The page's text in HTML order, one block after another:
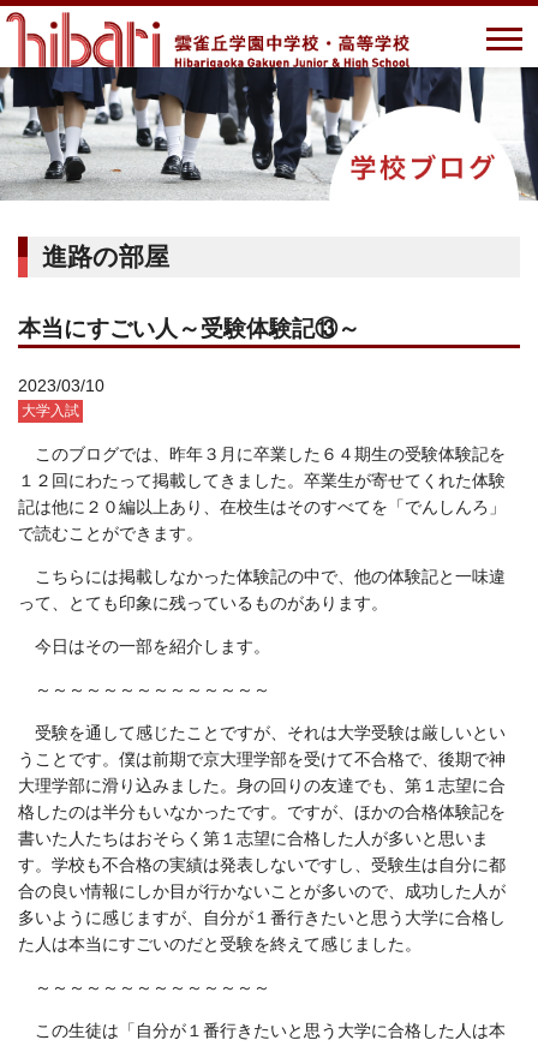
進路の部屋
本当にすごい人～受験体験記⑬～
2023/03/10
大学入試
このブログでは、昨年３月に卒業した６４期生の受験体験記を
１２回にわたって掲載してきました。卒業生が寄せてくれた体験
記は他に２０編以上あり、在校生はそのすべてを「でんしんろ」
で読むことができます。
こちらには掲載しなかった体験記の中で、他の体験記と一味違
って、とても印象に残っているものがあります。
今日はその一部を紹介します。
～～～～～～～～～～～～～～
受験を通して感じたことですが、それは大学受験は厳しいとい
うことです。僕は前期で京大理学部を受けて不合格で、後期で神
大理学部に滑り込みました。身の回りの友達でも、第１志望に合
格したのは半分もいなかったです。ですが、ほかの合格体験記を
書いた人たちはおそらく第１志望に合格した人が多いと思いま
す。学校も不合格の実績は発表しないですし、受験生は自分に都
合の良い情報にしか目が行かないことが多いので、成功した人が
多いように感じますが、自分が１番行きたいと思う大学に合格し
た人は本当にすごいのだと受験を終えて感じました。
～～～～～～～～～～～～～～
この生徒は「自分が１番行きたいと思う大学に合格した人は本